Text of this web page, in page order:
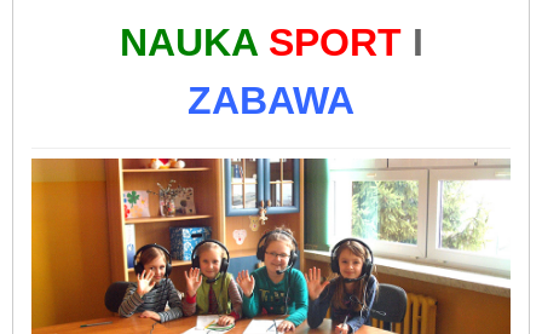
NAUKA SPORTI
ZABAWA